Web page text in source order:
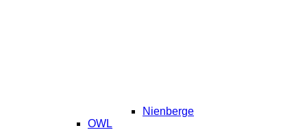
Nienberge
OWL